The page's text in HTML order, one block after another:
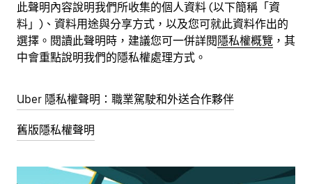
此聲明內容說明我們所收集的個人資料 (以下簡稱「資
料」)、資料用途與分享方式，以及您可就此資料作出的
選擇。閱讀此聲明時，建議您可一併詳閱 隱私權概覽 ，其
中會重點說明我們的隱私權處理方式。
Uber 隱私權聲明：職業駕駛和外送合作夥伴
舊版隱私權聲明